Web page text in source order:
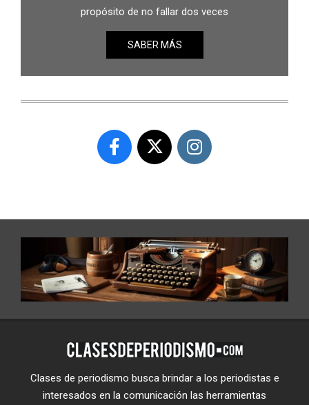
propósito de no fallar dos veces
SABER MÁS
Clases de periodismo busca brindar a los periodistas e
interesados en la comunicación las herramientas